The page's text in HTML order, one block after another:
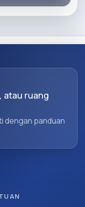
atau ruang
dengan panduan